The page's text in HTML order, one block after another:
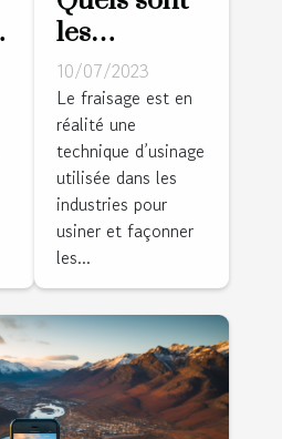
les
différents
types de
fraisage ?
10/07/2023
Le fraisage est en
réalité une
technique d’usinage
utilisée dans les
industries pour
usiner et façonner
les...